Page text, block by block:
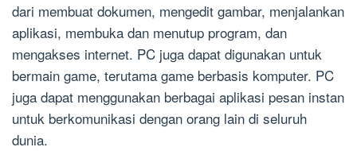
dari membuat dokumen, mengedit gambar, menjalankan
aplikasi, membuka dan menutup program, dan
mengakses internet. PC juga dapat digunakan untuk
bermain game, terutama game berbasis komputer. PC
juga dapat menggunakan berbagai aplikasi pesan instan
untuk berkomunikasi dengan orang lain di seluruh
dunia.